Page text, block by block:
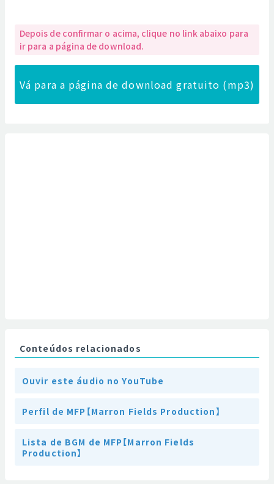
Depois de confirmar o acima, clique no link abaixo para
ir para a página de download.
Vá para a página de download gratuito (mp3)
Conteúdos relacionados
Ouvir este áudio no YouTube
Perfil de MFP【Marron Fields Production】
Lista de BGM de MFP【Marron Fields
Production】